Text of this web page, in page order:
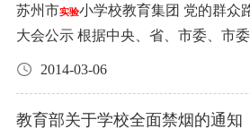
堂的灶具、蒸箱、热风循环消毒柜、
对所有设备检查一遍。 对食堂设备维修（见价目表） 紧急
务基本要求： 每年维保结束提供学校该项目的实施评估报
保证金，金额每类交人民币贰仟元（
生中标后，招标人把保证金原数退
的投标保证金则作为合同履约金。 2、若投标时间已到，某
类食品不足3家参加投标，则按相关
应商。 3、投标人自行承担投标时的一切费用。 4、报名后
一张。投标方应把标书装入信封密
标组负责人，超过截止时间该标书无效。 4、投标人
量售后服务承诺的在专页附上。 5、招标价格：肉类、冷冻
品以粮油市场和放心粮油店公布的价格作基
流与探讨 第十四天：外语教学交流与探讨 第十五天：周末
休息 第十六天：周末休息 第十七天：学校考察与教学观摩
第十八天：学校考察与教学观摩 第十九天：学校考察与教
育实践活动的意见建议等。 请按照谈话内容要求，提前做
好谈话准备。 中共苏州市委教育工作委员会 党的群众路线
苏州市实验小学校教育集团 党的群众路线教育实践活动动员
大会公示 根据中央、省、市委、市委教育工委关于在全党
深入开展党的群众路线教育实践活动
5，召开党的群众路线教育实践活动
2014-03-06
教育部关于学校全面禁烟的通知